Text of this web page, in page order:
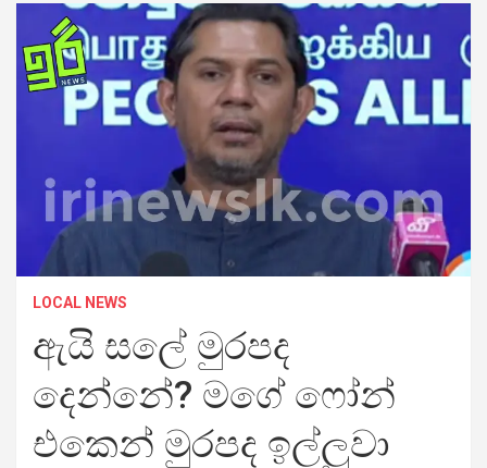
LOCAL NEWS
ඇයි සලේ මුරපද
දෙන්නේ? මගේ ෆෝන්
එකෙන් මුරපද ඉල්ලුවා